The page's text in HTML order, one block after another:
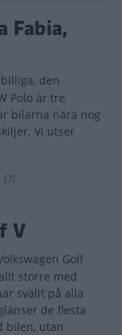
Fabia,
den
Polo är tre
bilarna nära nog
Vi utser
(7)
V
Golf
större med
svällt på alla
de flesta
bilen, utan